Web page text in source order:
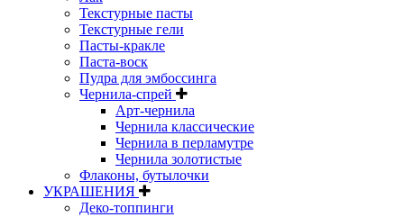
Текстурные пасты
Текстурные гели
Пасты-кракле
Паста-воск
Пудра для эмбоссинга
Чернила-спрей
Арт-чернила
Чернила классические
Чернила в перламутре
Чернила золотистые
Флаконы, бутылочки
УКРАШЕНИЯ
Деко-топпинги